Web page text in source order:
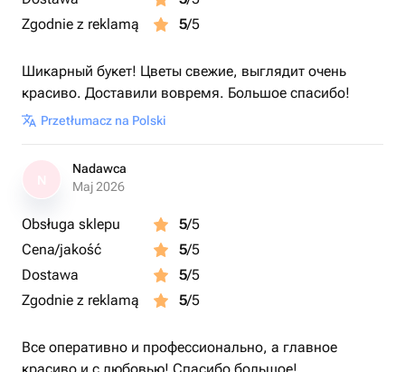
Zgodnie z reklamą
5/5
Шикарный букет! Цветы свежие, выглядит очень
красиво. Доставили вовремя. Большое спасибо!
Przetłumacz na Polski
Nadawca
Maj 2026
Obsługa sklepu 5/5
Cena/jakość
5/5
Dostawa
5/5
Zgodnie z reklamą
5/5
Все оперативно и профессионально, а главное